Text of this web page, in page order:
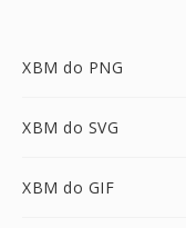
XBM do PNG
XBM do SVG
XBM do GIF